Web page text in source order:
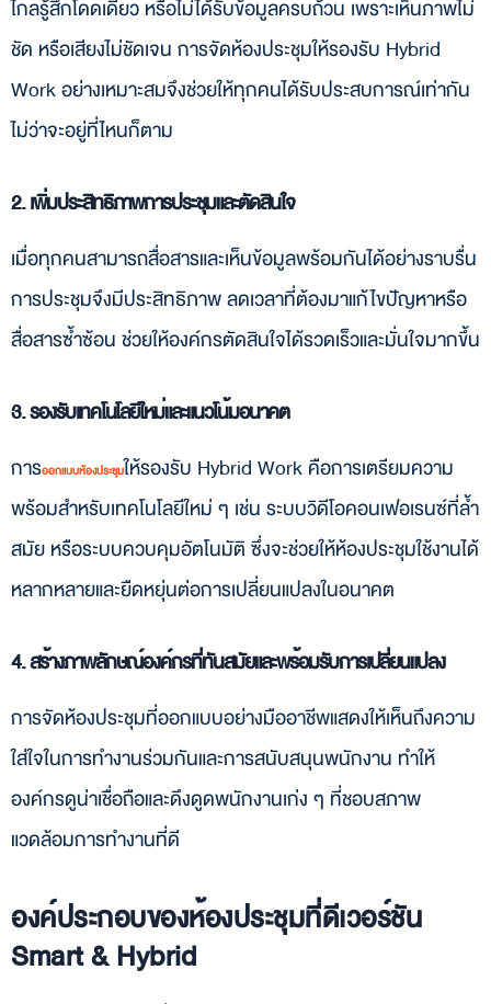
ไกลรู้สึกโดดเดี่ยว หรือไม่ได้รับข้อมูลครบถ้วน เพราะเห็นภาพไม่
ชัด หรือเสียงไม่ชัดเจน การจัดห้องประชุมให้รองรับ Hybrid
Work อย่างเหมาะสมจึงช่วยให้ทุกคนได้รับประสบการณ์เท่ากัน
ไม่ว่าจะอยู่ที่ไหนก็ตาม
2. เพิ่มประสิทธิภาพการประชุมและตัดสินใจ
เมื่อทุกคนสามารถสื่อสารและเห็นข้อมูลพร้อมกันได้อย่างราบรื่น
การประชุมจึงมีประสิทธิภาพ ลดเวลาที่ต้องมาแก้ไขปัญหาหรือ
สื่อสารซ้ำซ้อน ช่วยให้องค์กรตัดสินใจได้รวดเร็วและมั่นใจมากขึ้น
3. รองรับเทคโนโลยีใหม่และแนวโน้มอนาคต
การออกแบบห้องประชุมให้รองรับ Hybrid Work คือการเตรียมความ
พร้อมสำหรับเทคโนโลยีใหม่ ๆ เช่น ระบบวิดีโอคอนเฟอเรนซ์ที่ล้ำ
สมัย หรือระบบควบคุมอัตโนมัติ ซึ่งจะช่วยให้ห้องประชุมใช้งานได้
หลากหลายและยืดหยุ่นต่อการเปลี่ยนแปลงในอนาคต
4. สร้างภาพลักษณ์องค์กรที่ทันสมัยและพร้อมรับการเปลี่ยนแปลง
การจัดห้องประชุมที่ออกแบบอย่างมืออาชีพแสดงให้เห็นถึงความ
ใส่ใจในการทำงานร่วมกันและการสนับสนุนพนักงาน ทำให้
องค์กรดูน่าเชื่อถือและดึงดูดพนักงานเก่ง ๆ ที่ชอบสภาพ
แวดล้อมการทำงานที่ดี
องค์ประกอบของห้องประชุมที่ดีเวอร์ชัน
Smart & Hybrid